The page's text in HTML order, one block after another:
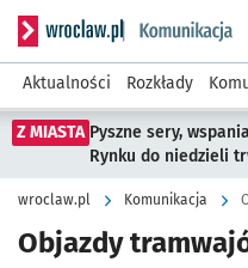
Serwis informacyjny
Aktualności Rozkłady
Z MIASTA Pyszne sery,
Rynku do niedzieli
wroclaw.pl Komunikacja
Objazdy